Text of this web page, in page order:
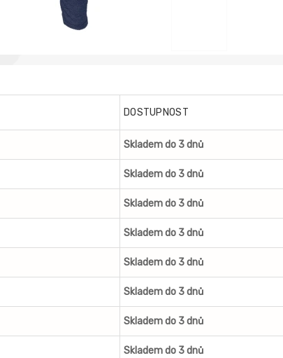
DOSTUPNOST
Skladem do 3 dnů
Skladem do 3 dnů
Skladem do 3 dnů
Skladem do 3 dnů
Skladem do 3 dnů
Skladem do 3 dnů
Skladem do 3 dnů
Skladem do 3 dnů